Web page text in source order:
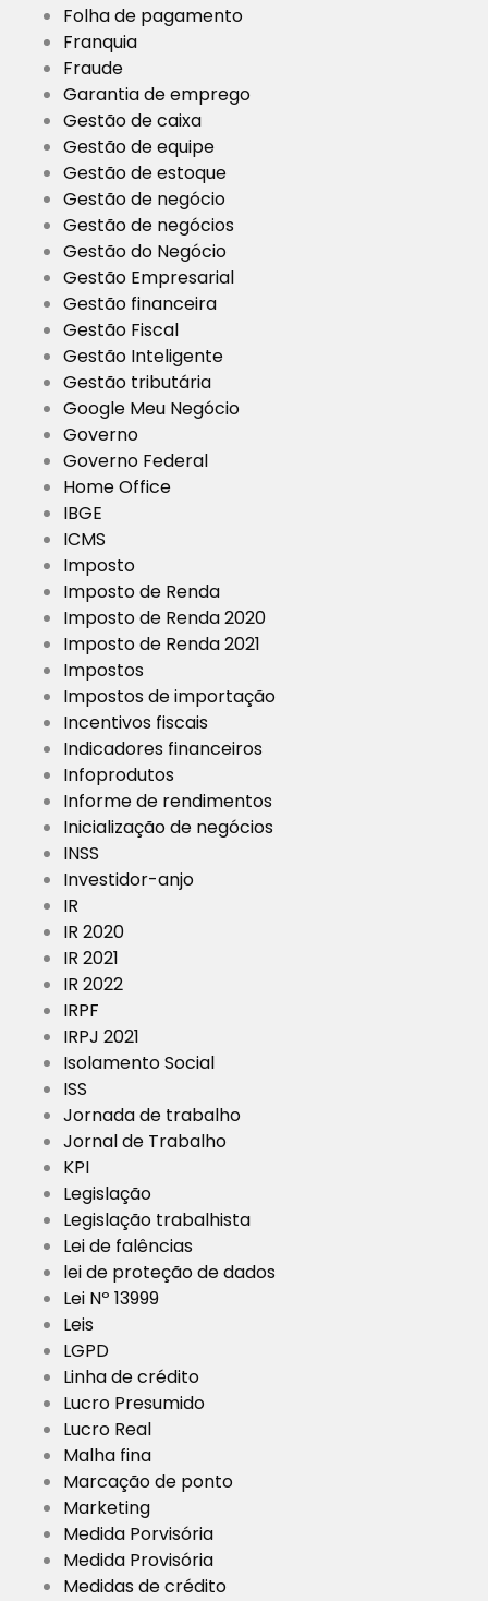
Folha de pagamento
Franquia
Fraude
Garantia de emprego
Gestão de caixa
Gestão de equipe
Gestão de estoque
Gestão de negócio
Gestão de negócios
Gestão do Negócio
Gestão Empresarial
Gestão financeira
Gestão Fiscal
Gestão Inteligente
Gestão tributária
Google Meu Negócio
Governo
Governo Federal
Home Office
IBGE
ICMS
Imposto
Imposto de Renda
Imposto de Renda 2020
Imposto de Renda 2021
Impostos
Impostos de importação
Incentivos fiscais
Indicadores financeiros
Infoprodutos
Informe de rendimentos
Inicialização de negócios
INSS
Investidor-anjo
IR
IR 2020
IR 2021
IR 2022
IRPF
IRPJ 2021
Isolamento Social
ISS
Jornada de trabalho
Jornal de Trabalho
KPI
Legislação
Legislação trabalhista
Lei de falências
lei de proteção de dados
Lei Nº 13999
Leis
LGPD
Linha de crédito
Lucro Presumido
Lucro Real
Malha fina
Marcação de ponto
Marketing
Medida Porvisória
Medida Provisória
Medidas de crédito